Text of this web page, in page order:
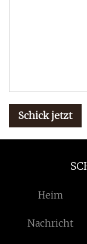
Schick jetzt
Heim
Nachricht